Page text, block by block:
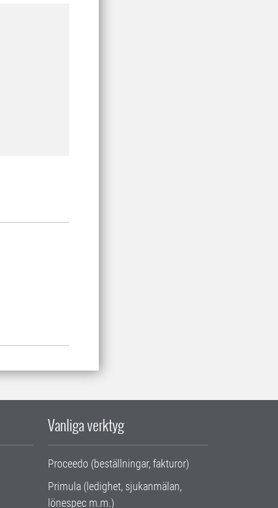
Vanliga verktyg
Proceedo (beställningar, fakturor)
Primula (ledighet, sjukanmälan,
lönespec m.m.)